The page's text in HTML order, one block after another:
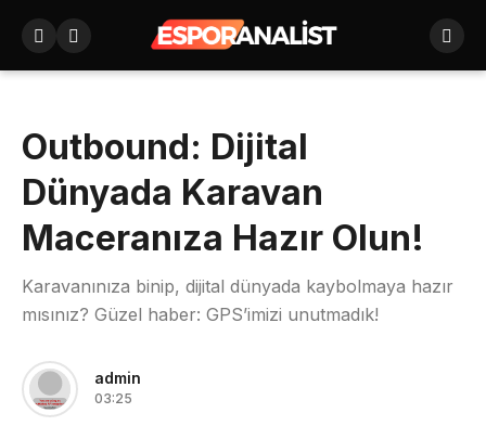
Outbound: Dijital
Dünyada Karavan
Maceranıza Hazır Olun!
Karavanınıza binip, dijital dünyada kaybolmaya hazır
mısınız? Güzel haber: GPS’imizi unutmadık!
admin
03:25